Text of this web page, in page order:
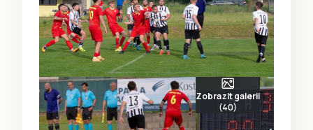
Zobrazit galerii
(40)